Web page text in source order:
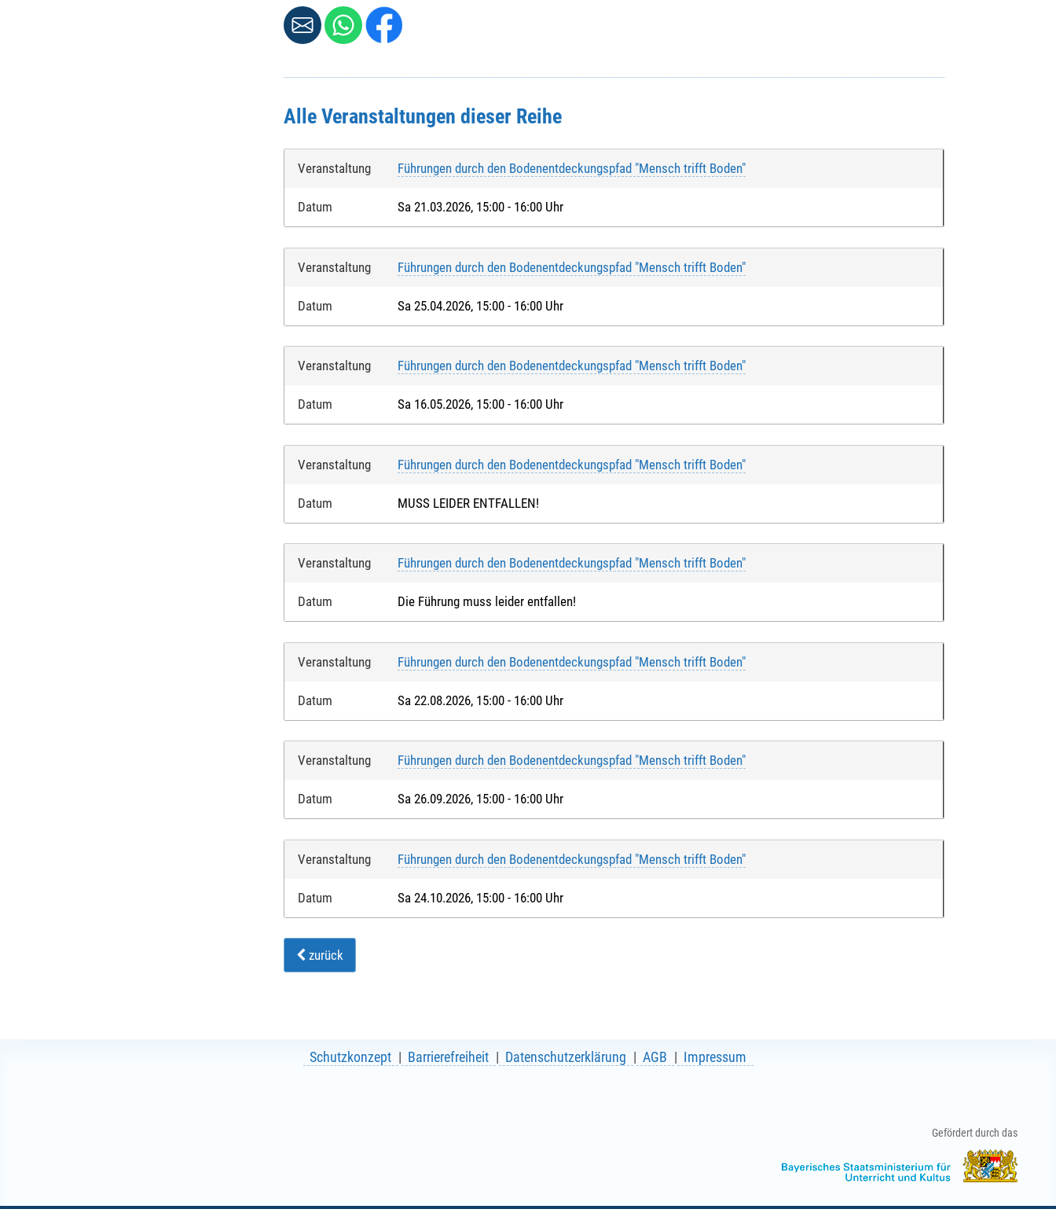
Alle Veranstaltungen dieser Reihe
Veranstaltung Führungen durch den Bodenentdeckungspfad "Mensch trifft Boden"
Datum Sa 21.03.2026, 15:00 - 16:00 Uhr
Veranstaltung Führungen durch den Bodenentdeckungspfad "Mensch trifft Boden"
Datum Sa 25.04.2026, 15:00 - 16:00 Uhr
Veranstaltung Führungen durch den Bodenentdeckungspfad "Mensch trifft Boden"
Datum Sa 16.05.2026, 15:00 - 16:00 Uhr
Veranstaltung Führungen durch den Bodenentdeckungspfad "Mensch trifft Boden"
Datum MUSS LEIDER ENTFALLEN!
Veranstaltung Führungen durch den Bodenentdeckungspfad "Mensch trifft Boden"
Datum Die Führung muss leider entfallen!
Veranstaltung Führungen durch den Bodenentdeckungspfad "Mensch trifft Boden"
Datum Sa 22.08.2026, 15:00 - 16:00 Uhr
Veranstaltung Führungen durch den Bodenentdeckungspfad "Mensch trifft Boden"
Datum Sa 26.09.2026, 15:00 - 16:00 Uhr
Veranstaltung Führungen durch den Bodenentdeckungspfad "Mensch trifft Boden"
Datum Sa 24.10.2026, 15:00 - 16:00 Uhr
zurück
Schutzkonzept Barrierefreiheit Datenschutzerklärung AGB Impressum
Gefördert durch das